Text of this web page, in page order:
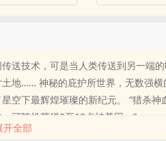
送技术，可是当人类传送到另一端
地…… 神秘的庇护所世界，无数强横
空下最辉煌璀璨的新纪元。 “猎杀神
可随机获得0至10点神基因。”
错的话请不要忘记向您QQ群和微博
开全部